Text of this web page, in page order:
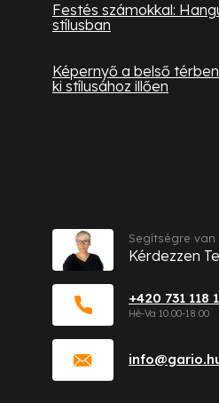
Festés számokkal:
stílusban
Képernyő a belső
ki stílusához illően
info@
+420 731 118
Segítségre van
Kérdezzen